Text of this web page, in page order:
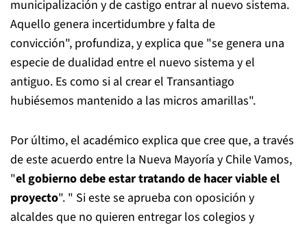
municipalización y de castigo entrar al nuevo sistema.
Aquello genera incertidumbre y falta de
convicción", profundiza, y explica que "se genera una
especie de dualidad entre el nuevo sistema y el
antiguo. Es como si al crear el Transantiago
hubiésemos mantenido a las micros amarillas".
Por último, el académico explica que cree que, a través
de este acuerdo entre la Nueva Mayoría y Chile Vamos,
"el gobierno debe estar tratando de hacer viable el
proyecto". " Si este se aprueba con oposición y
alcaldes que no quieren entregar los colegios y